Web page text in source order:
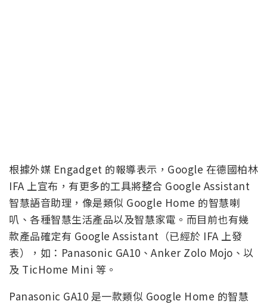
根據外媒 Engadget 的報導表示，Google 在德國柏林
IFA 上宣布，有更多的工具將整合 Google Assistant
智慧語音助理，像是類似 Google Home 的智慧喇
叭、各種智慧生活產品以及智慧家電。而目前也有幾
款產品確定有 Google Assistant（已經於 IFA 上發
表），如：Panasonic GA10、Anker Zolo Mojo、以
及 TicHome Mini 等。
Panasonic GA10 是一款類似 Google Home 的智慧